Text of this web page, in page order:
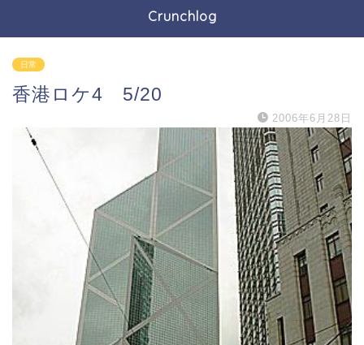
Crunchlog
日常
香港ロケ4 5/20
2006年6月28日